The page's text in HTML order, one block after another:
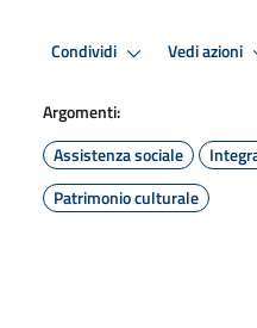
Condividi Vedi azioni
Argomenti:
Assistenza sociale
Patrimonio culturale